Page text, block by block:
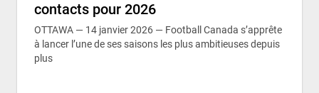
contacts pour 2026
OTTAWA — 14 janvier 2026 — Football Canada s’apprête
à lancer l’une de ses saisons les plus ambitieuses depuis
plus